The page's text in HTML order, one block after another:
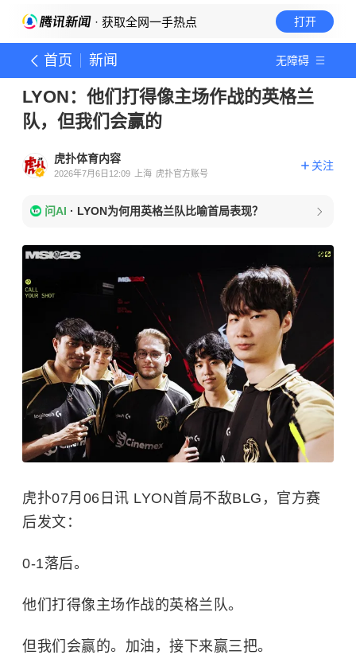
· 获取全网一手热点 打开
首页 新闻 无障碍
LYON：他们打得像主场作战的英格兰
队，但我们会赢的
虎扑体育内容
2026年7月6日12:09 上海 虎扑官方账号
关注
问AI · LYON为何用英格兰队比喻首局表现？
虎扑07月06日讯 LYON首局不敌BLG，官方赛
后发文：
0-1落后。
他们打得像主场作战的英格兰队。
但我们会赢的。加油，接下来赢三把。